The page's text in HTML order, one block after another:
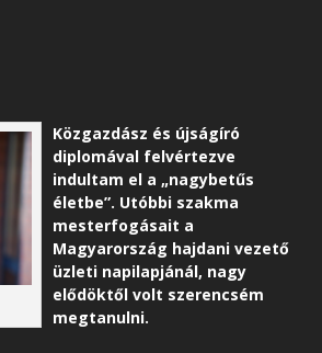
Közgazdász és újságíró
diplomával felvértezve
indultam el a „nagybetűs
életbe”. Utóbbi szakma
mesterfogásait a
Magyarország hajdani vezető
üzleti napilapjánál, nagy
elődöktől volt szerencsém
megtanulni.